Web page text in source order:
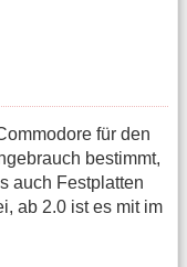
für den
bestimmt,
auch Festplatten
ab 2.0 ist es mit im